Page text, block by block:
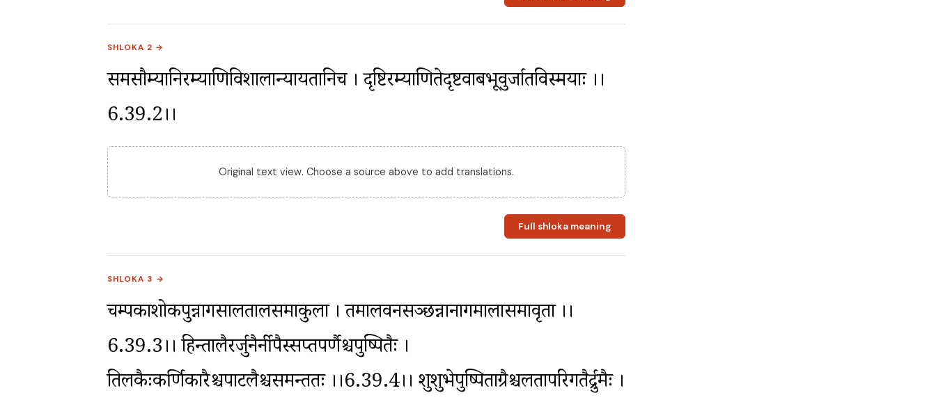
SHLOKA 2 →
समसौम्यानिरम्याणिविशालान्यायतानिच । दृष्टिरम्याणितेदृष्टवाबभूवुर्जातविस्मयाः ।।
6.39.2।।
Original text view. Choose a source above to add translations.
Full shloka meaning
SHLOKA 3 →
चम्पकाशोकपुन्नागसालतालसमाकुला । तमालवनसञ्छन्नानागमालासमावृता ।।
6.39.3।। हिन्तालैरर्जुनैर्नीपैस्सप्तपर्णैश्चपुष्पितैः ।
तिलकैःकर्णिकारैश्चपाटलैश्चसमन्ततः ।।6.39.4।। शुशुभेपुष्पिताग्रैश्चलतापरिगतैर्द्रुमैः ।